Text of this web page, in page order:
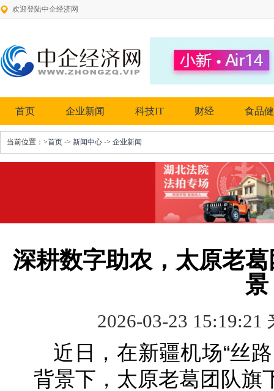
欢迎登陆中企经济网
首页 企业新闻 科技IT 财经 食品
当前位置： >首页 -> 新闻中心 -> 企业新闻
深耕数字助农，太原老
景
2026-03-23 15:19:21
近日，在新疆机场“丝
背景下，太原老葛团队旗